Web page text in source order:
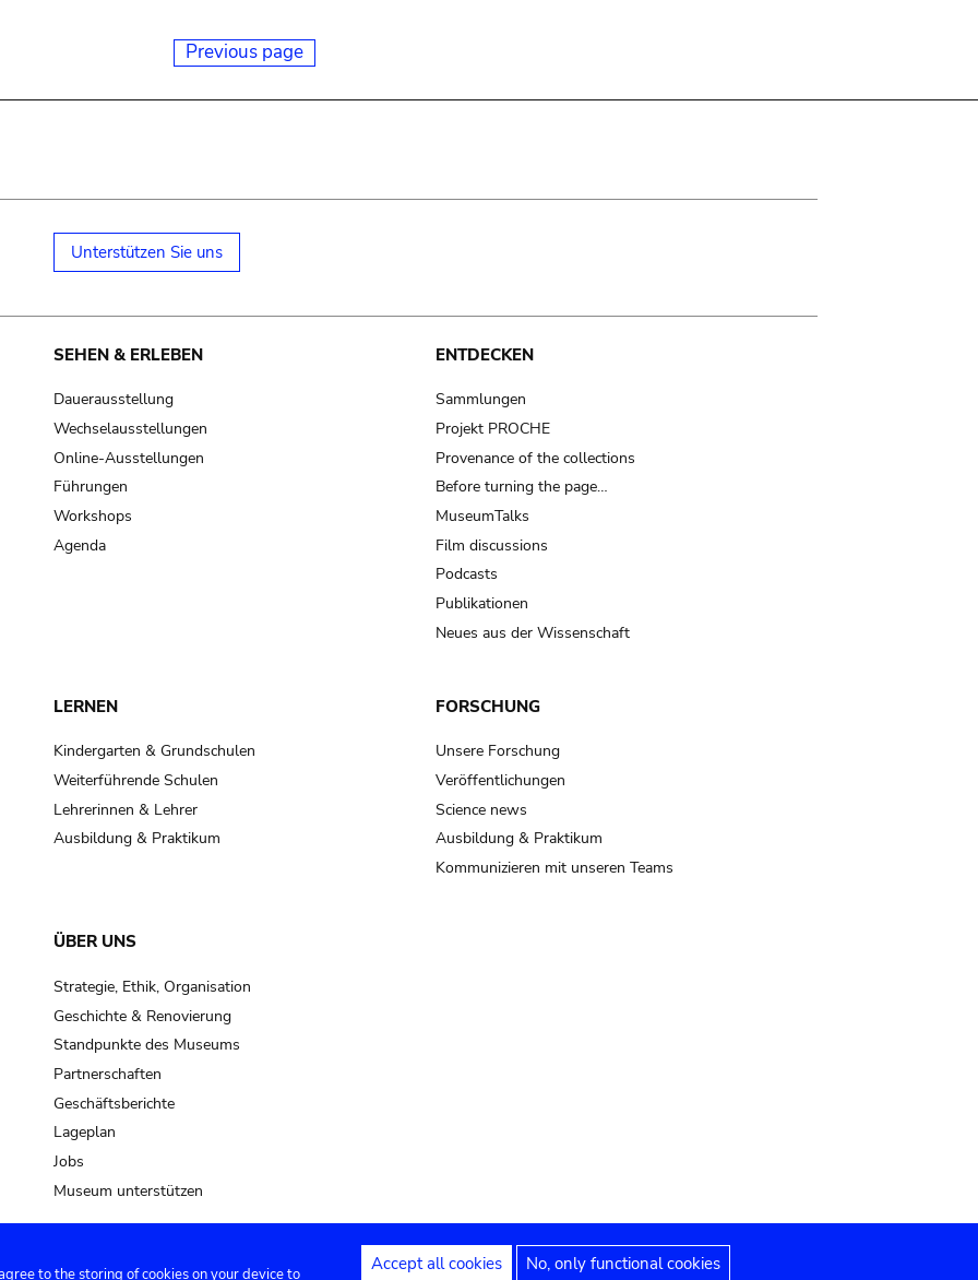
Previous page
Unterstützen Sie uns
SEHEN & ERLEBEN
Dauerausstellung
Wechselausstellungen
Online-Ausstellungen
Führungen
Workshops
Agenda
ENTDECKEN
Sammlungen
Projekt PROCHE
Provenance of the collections
Before turning the page…
MuseumTalks
Film discussions
Podcasts
Publikationen
Neues aus der Wissenschaft
LERNEN
Kindergarten & Grundschulen
Weiterführende Schulen
Lehrerinnen & Lehrer
Ausbildung & Praktikum
FORSCHUNG
Unsere Forschung
Veröffentlichungen
Science news
Ausbildung & Praktikum
Kommunizieren mit unseren Teams
ÜBER UNS
Strategie, Ethik, Organisation
Geschichte & Renovierung
Standpunkte des Museums
Partnerschaften
Geschäftsberichte
Lageplan
Jobs
Museum unterstützen
to the storing of cookies on your device to Accept all cookies No, only functional cookies